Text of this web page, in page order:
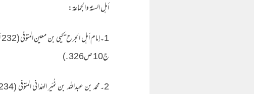
أهل السنة والجماعة:
ج10 ص326 .)